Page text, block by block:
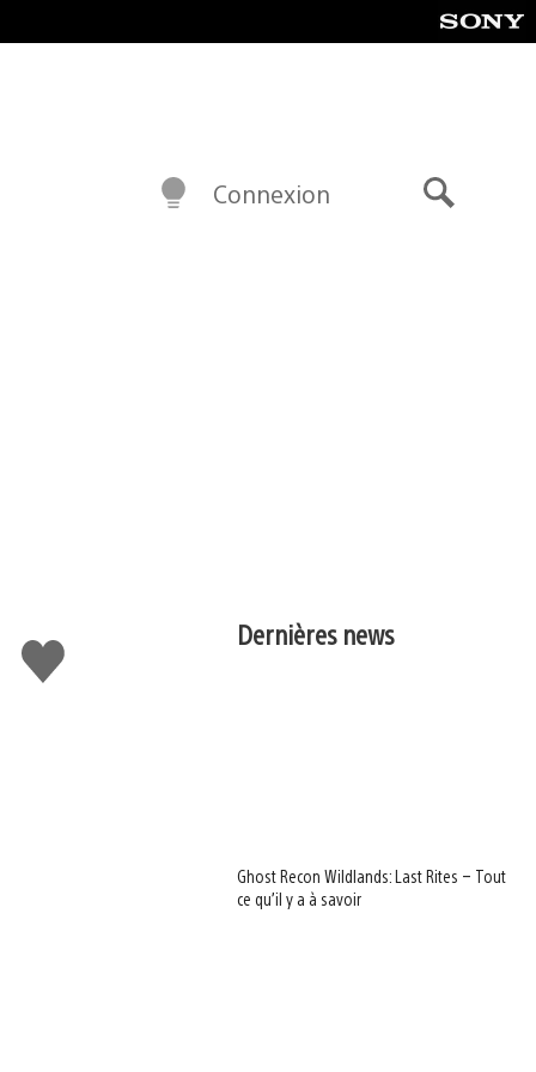
Connexion
J'aime Dernières news
Ghost Recon Wildlands: Last Rites – Tout
ce qu’il y a à savoir